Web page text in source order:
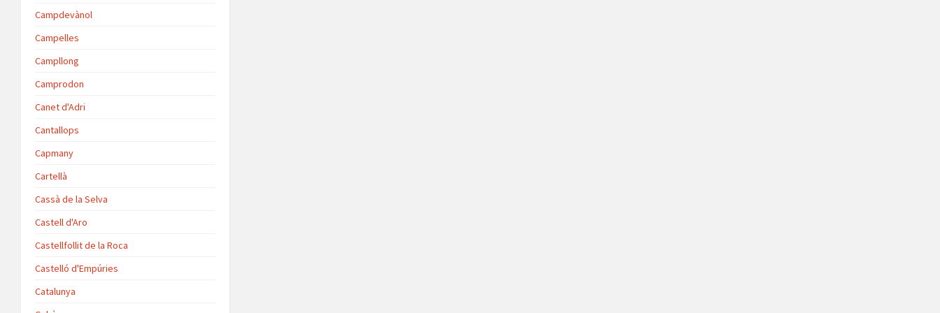
Campdevànol
Campelles
Campllong
Camprodon
Canet d'Adri
Cantallops
Capmany
Cartellà
Cassà de la Selva
Castell d'Aro
Castellfollit de la Roca
Castelló d'Empúries
Catalunya